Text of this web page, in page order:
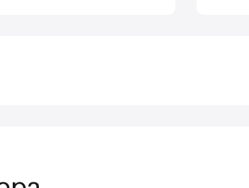
использованию раббердама, а